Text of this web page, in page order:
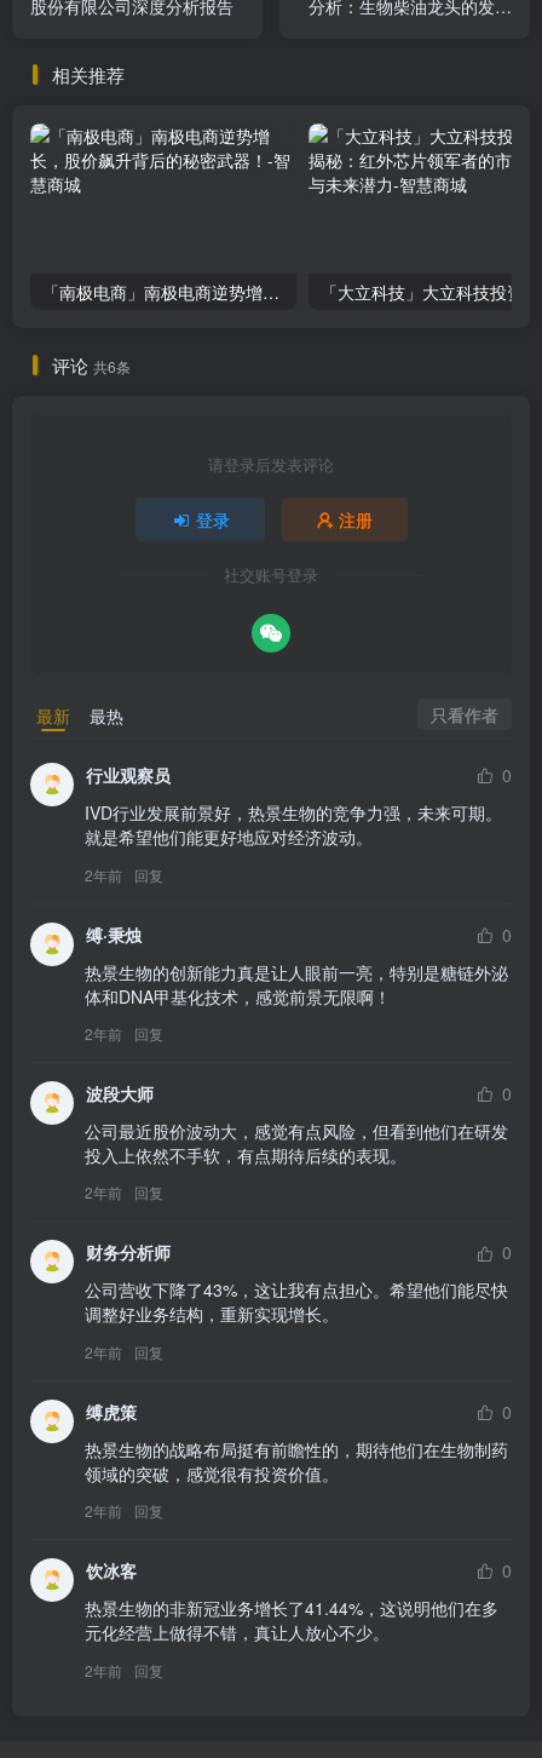
股份有限公司深度分析报告
分析：生物柴油龙头的发展
相关推荐
「南极电商」南极电商逆势增长，股价飙升背后的秘密武器！
评论 共6条
请登录后发表评论
登录 注册
社交账号登录
最新 最热 只看作者
行业观察员
0
IVD行业发展前景好，热景生物的竞争力强，未来可期。
就是希望他们能更好地应对经济波动。
2年前 回复
缚·秉烛
0
热景生物的创新能力真是让人眼前一亮，特别是糖链外泌
体和DNA甲基化技术，感觉前景无限啊！
2年前 回复
波段大师
0
公司最近股价波动大，感觉有点风险，但看到他们在研发
投入上依然不手软，有点期待后续的表现。
2年前 回复
财务分析师
0
公司营收下降了43%，这让我有点担心。希望他们能尽快
调整好业务结构，重新实现增长。
2年前 回复
缚虎策
0
热景生物的战略布局挺有前瞻性的，期待他们在生物制药
领域的突破，感觉很有投资价值。
2年前 回复
饮冰客
0
热景生物的非新冠业务增长了41.44%，这说明他们在多
元化经营上做得不错，真让人放心不少。
2年前 回复